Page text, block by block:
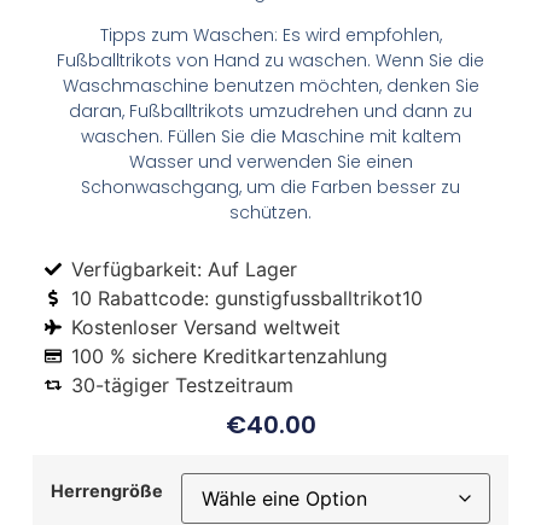
Tipps zum Waschen: Es wird empfohlen,
Fußballtrikots von Hand zu waschen. Wenn Sie die
Waschmaschine benutzen möchten, denken Sie
daran, Fußballtrikots umzudrehen und dann zu
waschen. Füllen Sie die Maschine mit kaltem
Wasser und verwenden Sie einen
Schonwaschgang, um die Farben besser zu
schützen.
Verfügbarkeit: Auf Lager
10 Rabattcode: gunstigfussballtrikot10
Kostenloser Versand weltweit
100 % sichere Kreditkartenzahlung
30-tägiger Testzeitraum
€40.00
Herrengröße